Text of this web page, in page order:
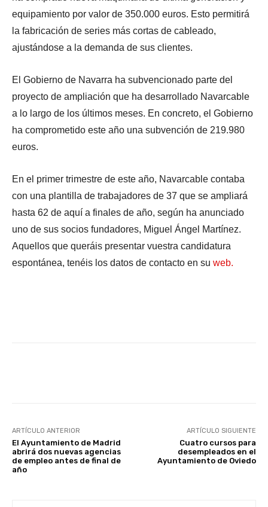
equipamiento por valor de 350.000 euros. Esto permitirá
la fabricación de series más cortas de cableado,
ajustándose a la demanda de sus clientes.
El Gobierno de Navarra ha subvencionado parte del
proyecto de ampliación que ha desarrollado Navarcable
a lo largo de los últimos meses. En concreto, el Gobierno
ha comprometido este año una subvención de 219.980
euros.
En el primer trimestre de este año, Navarcable contaba
con una plantilla de trabajadores de 37 que se ampliará
hasta 62 de aquí a finales de año, según ha anunciado
uno de sus socios fundadores, Miguel Ángel Martínez.
Aquellos que queráis presentar vuestra candidatura
espontánea, tenéis los datos de contacto en su web.
ARTÍCULO ANTERIOR
El Ayuntamiento de Madrid
abrirá dos nuevas agencias
de empleo antes de final de
año
ARTÍCULO SIGUIENTE
Cuatro cursos para
desempleados en el
Ayuntamiento de Oviedo